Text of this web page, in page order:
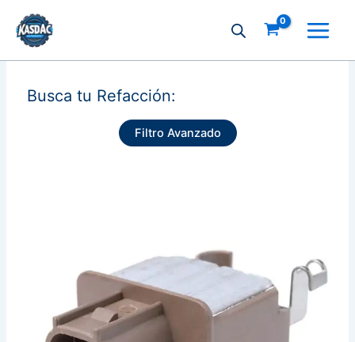
contenido
Busca tu Refacción:
Filtro Avanzado